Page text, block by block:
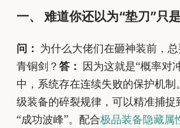
一、 难道你还以为“垫刀”只
问： 为什么大佬们在砸神装前，
青铜剑？ 答： 因为这就是“概率对
中，系统存在连续失败的保护机制
级装备的碎裂规律，可以精准捕捉
“成功波峰”。配合极品装备隐藏属